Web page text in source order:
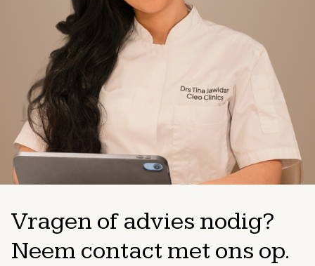
Vragen of advies nodig?
Neem contact met ons op.